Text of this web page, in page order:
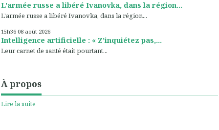
L'armée russe a libéré Ivanovka, dans la région...
L'armée russe a libéré Ivanovka, dans la région...
15h36 08 août 2026
Intelligence artificielle : « Z’inquiétez pas,...
Leur carnet de santé était pourtant...
À propos
Lire la suite